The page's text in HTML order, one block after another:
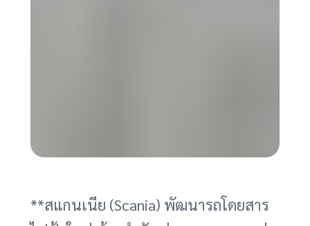
**สแกนเนีย (Scania) พัฒนารถโดยสาร